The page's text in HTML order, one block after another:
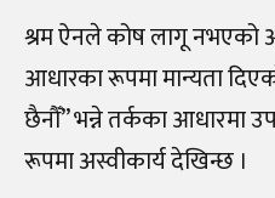
श्रम ऐनले कोष लागू नभएको
आधारका रूपमा मान्यता
छैनौँ” भन्ने तर्कका आधारमा
रूपमा अस्वीकार्य देखिन्छ ।